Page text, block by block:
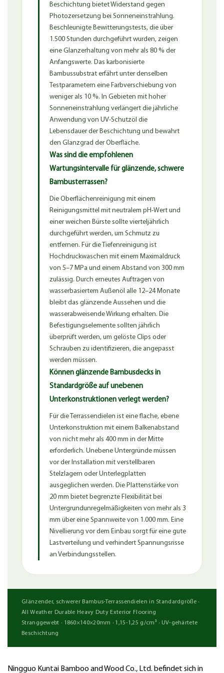
Beschichtung bietet Widerstand gegen
Photozersetzung bei Sonneneinstrahlung.
Beschleunigte Bewitterungstests, die über
1.500 Stunden durchgeführt wurden, zeigen
eine Glanzerhaltung von mehr als 80 % der
Anfangswerte. Das karbonisierte
Bambussubstrat erfährt unter denselben
Testparametern eine Farbverschiebung von
weniger als 10 %. In Gebieten mit hoher
Sonneneinstrahlung verlängert die jährliche
Anwendung von UV-Schutzöl die
Lebensdauer der Beschichtung und bewahrt
den Glanzgrad der Oberfläche.
Was sind die empfohlenen
Wartungsintervalle für glänzende, schwere
Bambusterrassen?
Die Oberflächenreinigung mit einem
Reinigungsmittel mit neutralem pH-Wert und
einer weichen Bürste sollte vierteljährlich
durchgeführt werden, um Schmutz zu
entfernen. Für die Tiefenreinigung ist
Hochdruckwaschen mit einem Maximaldruck
von 5–7 MPa und einem Abstand von 300 mm
zulässig. Durch erneutes Auftragen von
wasserbasiertem Außenöl alle 12–24 Monate
bleibt das glänzende Aussehen und die
wasserabweisende Wirkung erhalten. Die
Befestigungselemente sollten jährlich
überprüft werden, um gelöste Clips oder
Schrauben zu identifizieren, die angepasst
werden müssen.
Können glänzende Bambusdecks in
Standardgröße auf unebenen
Unterkonstruktionen verlegt werden?
Für die Terrassendielen ist eine flache, ebene
Unterkonstruktion mit einem Balkenabstand
von nicht mehr als 400 mm in der Mitte
erforderlich. Unebene Untergründe müssen
vor der Installation mit verstellbaren
Stelzlagern oder Unterlegplatten
ausgeglichen werden. Die Plattenstärke von
20 mm bietet begrenzte Flexibilität bei
Untergrundunregelmäßigkeiten von mehr als 3
mm über eine Spannweite von 1.000 mm. Eine
Nivellierung vor dem Einbau sorgt für eine gute
Lastverteilung und verhindert Spannungsrisse
an Verbindungsstellen.
Glänzender, schwerer Bambus-Terrassendielen in Standardgröße ·
All Weather Durable Heavy Duty Exterior Flooring
Stranggewebt · 1860×140×20mm · 1,15-1,25 g/cm³ · UV-gehärtete
Beschichtung
Ningguo Kuntai Bamboo and Wood Co., Ltd. befindet sich in